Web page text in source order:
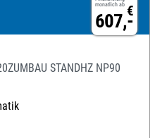
monatlich ab €
607,-
STANDHZ NP90